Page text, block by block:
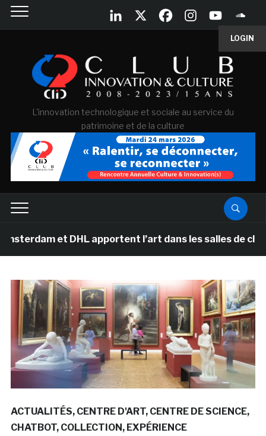
LOGIN
L'innovation technologique et sociale au service du
patrimoine et de la culture
et DHL apportent l’art dans les salles de classe
ACTUALITÉS CENTRE D'ART CENTRE DE SCIENCE
CHATBOT COLLECTION EXPÉRIENCE